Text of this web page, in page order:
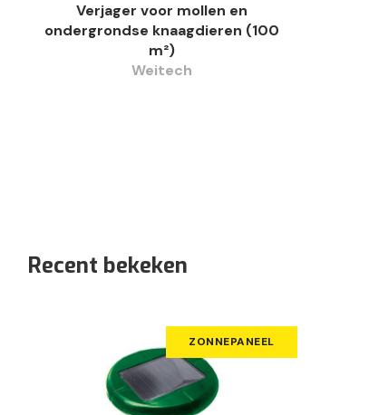
Verjager voor mollen en
ondergrondse knaagdieren (100
m²)
Weitech
Recent bekeken
ZONNEPANEEL